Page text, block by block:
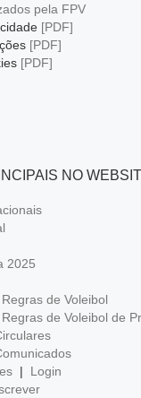
pela FPV
[PDF]
[PDF]
[PDF]
NO
2025
Regras de Voleibol
Regras de Voleibol de
|
Login